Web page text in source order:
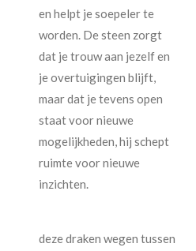
en helpt je soepeler te
worden. De steen zorgt
dat je trouw aan jezelf en
je overtuigingen blijft,
maar dat je tevens open
staat voor nieuwe
mogelijkheden, hij schept
ruimte voor nieuwe
inzichten.
deze draken wegen tussen